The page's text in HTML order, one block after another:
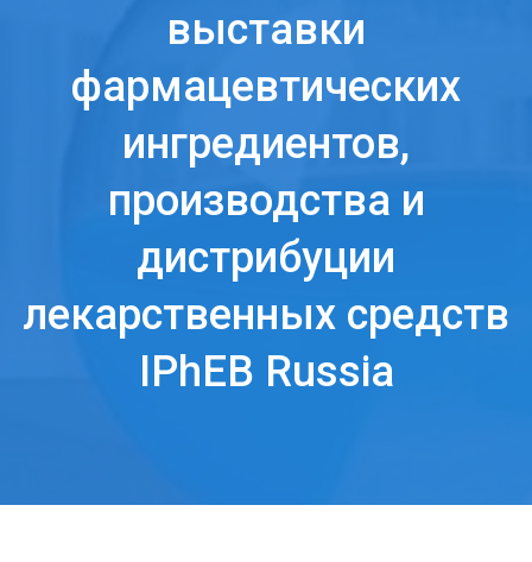
выставки
фармацевтических
ингредиентов,
производства и
дистрибуции
лекарственных средств
IPhEB Russia